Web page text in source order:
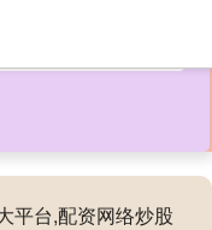
平台,配资网络炒股